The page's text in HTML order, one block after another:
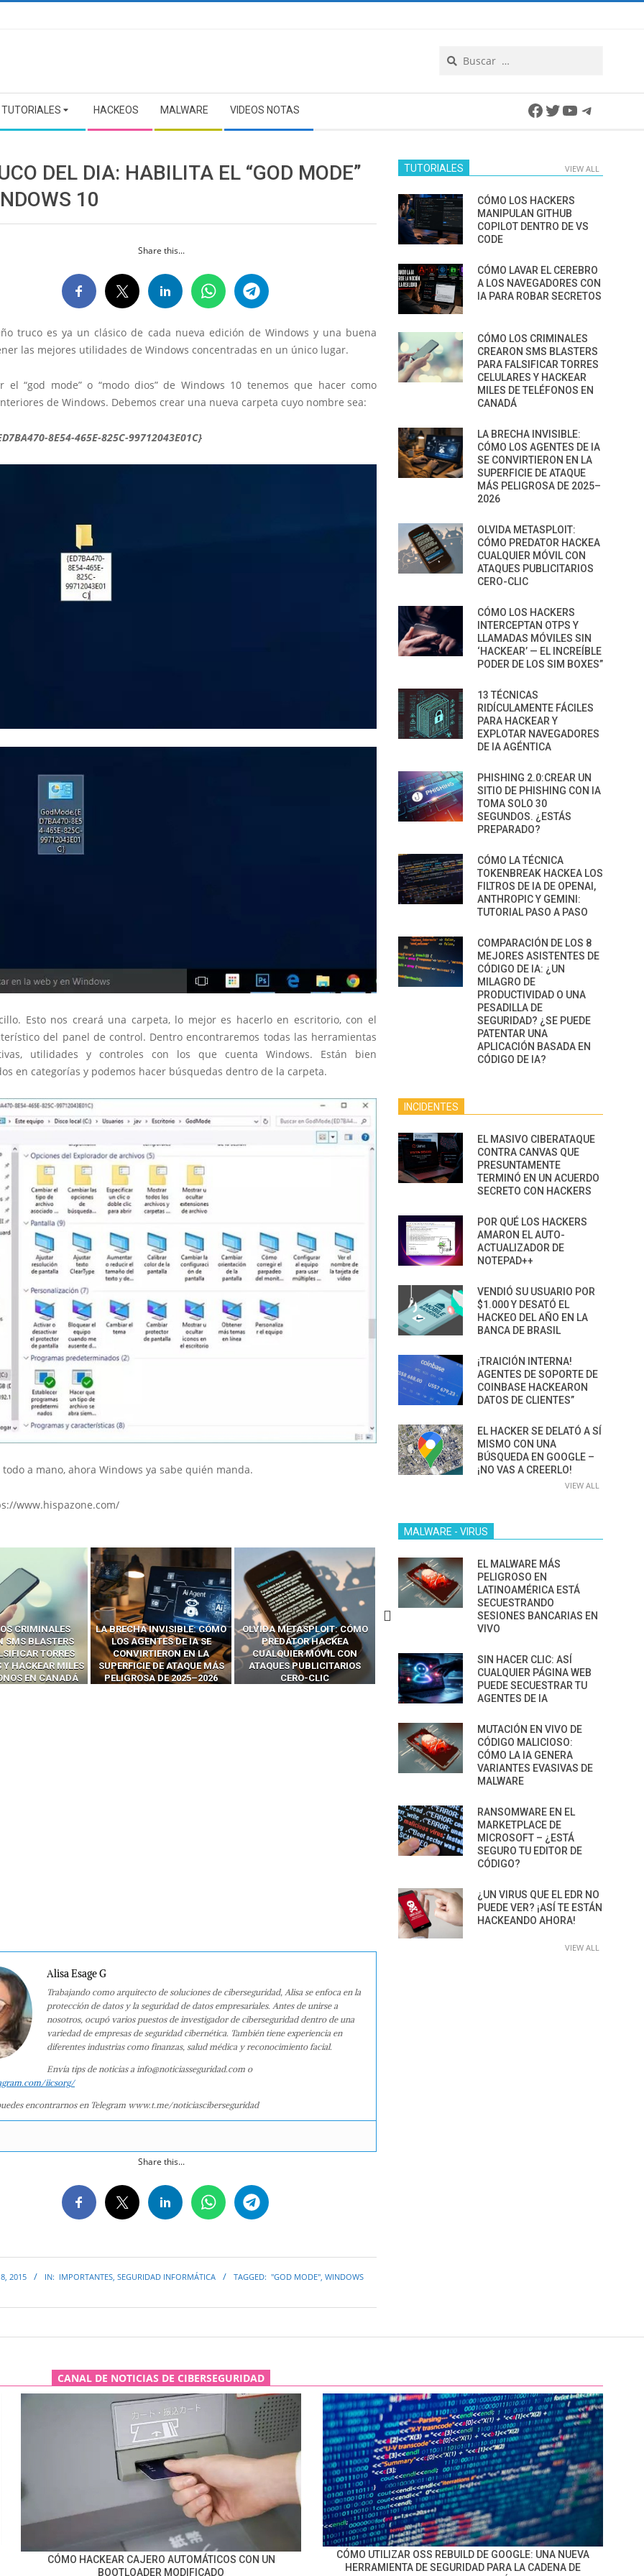
TUTORIALES HACKEOS MALWARE VIDEOS NOTAS Facebook
Twitter
YouTube
DEL DIA: HABILITA EL “GOD MODE”
10
Share this...
truco es ya un clásico de cada nueva edición de Windows y una buena
las mejores utilidades de Windows concentradas en un único lugar.
el “god mode” o “modo dios” de Windows 10 tenemos que hacer como
de Windows. Debemos crear una nueva carpeta cuyo nombre sea:
8E54-465E-825C-99712043E01C}
Esto nos creará una carpeta, lo mejor es hacerlo en escritorio, con el
del panel de control. Dentro encontraremos todas las herramientas
utilidades y controles con los que cuenta Windows. Están bien
en categorías y podemos hacer búsquedas dentro de la carpeta.
a mano, ahora Windows ya sabe quién manda.
www.hispazone.com/
INVISIBLE: CÓMO
DE IA SE
EN LA
DE ATAQUE MÁS
DE 2025–2026
OLVIDA METASPLOIT: CÓMO
PREDATOR HACKEA
CUALQUIER MÓVIL CON
ATAQUES PUBLICITARIOS
CERO-CLIC
CÓMO LOS HACKERS
INTERCEPTAN OTPS Y
LLAMADAS MÓVILES SIN
‘HACKEAR’ — EL INCREÍBLE
PODER DE LOS SIM BOXES”
13 TÉCNICAS
PARA HACKEAR Y EXPLOTAR
NAVEGADORES DE IA
AGÉNTICA
COPILOT DENTRO DE VS
Alisa Esage G
Trabajando como arquitecto de soluciones de ciberseguridad, Alisa se enfoca en la
protección de datos y la seguridad de datos empresariales. Antes de unirse a
nosotros, ocupó varios puestos de investigador de ciberseguridad dentro de una
variedad de empresas de seguridad cibernética. También tiene experiencia en
diferentes industrias como finanzas, salud médica y reconocimiento facial.
Envía tips de noticias a info@noticiasseguridad.com o
iicsorg/
encontrarnos en Telegram www.t.me/noticiasciberseguridad
Share this...
2015 IN: IMPORTANTES, SEGURIDAD INFORMÁTICA TAGGED: "GOD MODE", WINDOWS
TUTORIALES VIEW ALL
CÓMO LOS HACKERS
MANIPULAN GITHUB
COPILOT DENTRO DE VS
CODE
CÓMO LAVAR EL CEREBRO
A LOS NAVEGADORES CON
IA PARA ROBAR SECRETOS
CÓMO LOS CRIMINALES
CREARON SMS BLASTERS
PARA FALSIFICAR TORRES
CELULARES Y HACKEAR
MILES DE TELÉFONOS EN
CANADÁ
LA BRECHA INVISIBLE:
CÓMO LOS AGENTES DE IA
SE CONVIRTIERON EN LA
SUPERFICIE DE ATAQUE
MÁS PELIGROSA DE 2025–
2026
OLVIDA METASPLOIT:
CÓMO PREDATOR HACKEA
CUALQUIER MÓVIL CON
ATAQUES PUBLICITARIOS
CERO-CLIC
CÓMO LOS HACKERS
INTERCEPTAN OTPS Y
LLAMADAS MÓVILES SIN
‘HACKEAR’ — EL INCREÍBLE
PODER DE LOS SIM BOXES”
13 TÉCNICAS
RIDÍCULAMENTE FÁCILES
PARA HACKEAR Y
EXPLOTAR NAVEGADORES
DE IA AGÉNTICA
PHISHING 2.0:CREAR UN
SITIO DE PHISHING CON IA
TOMA SOLO 30
SEGUNDOS. ¿ESTÁS
PREPARADO?
CÓMO LA TÉCNICA
TOKENBREAK HACKEA LOS
FILTROS DE IA DE OPENAI,
ANTHROPIC Y GEMINI:
TUTORIAL PASO A PASO
COMPARACIÓN DE LOS 8
MEJORES ASISTENTES DE
CÓDIGO DE IA: ¿UN
MILAGRO DE
PRODUCTIVIDAD O UNA
PESADILLA DE
SEGURIDAD? ¿SE PUEDE
PATENTAR UNA
APLICACIÓN BASADA EN
CÓDIGO DE IA?
INCIDENTES
EL MASIVO CIBERATAQUE
CONTRA CANVAS QUE
PRESUNTAMENTE
TERMINÓ EN UN ACUERDO
SECRETO CON HACKERS
POR QUÉ LOS HACKERS
AMARON EL AUTO-
ACTUALIZADOR DE
NOTEPAD++
VENDIÓ SU USUARIO POR
$1.000 Y DESATÓ EL
HACKEO DEL AÑO EN LA
BANCA DE BRASIL
¡TRAICIÓN INTERNA!
AGENTES DE SOPORTE DE
COINBASE HACKEARON
DATOS DE CLIENTES”
EL HACKER SE DELATÓ A SÍ
MISMO CON UNA
BÚSQUEDA EN GOOGLE –
¡NO VAS A CREERLO!
VIEW ALL
MALWARE - VIRUS
EL MALWARE MÁS
PELIGROSO EN
LATINOAMÉRICA ESTÁ
SECUESTRANDO
SESIONES BANCARIAS EN
VIVO
SIN HACER CLIC: ASÍ
CUALQUIER PÁGINA WEB
PUEDE SECUESTRAR TU
AGENTES DE IA
MUTACIÓN EN VIVO DE
CÓDIGO MALICIOSO:
CÓMO LA IA GENERA
VARIANTES EVASIVAS DE
MALWARE
RANSOMWARE EN EL
MARKETPLACE DE
MICROSOFT – ¿ESTÁ
SEGURO TU EDITOR DE
CÓDIGO?
¿UN VIRUS QUE EL EDR NO
PUEDE VER? ¡ASÍ TE ESTÁN
HACKEANDO AHORA!
VIEW ALL
CANAL DE NOTICIAS DE CIBERSEGURIDAD
CÓMO HACKEAR CAJERO AUTOMÁTICOS CON UN
BOOTLOADER MODIFICADO
CÓMO UTILIZAR OSS REBUILD DE GOOGLE: UNA NUEVA
HERRAMIENTA DE SEGURIDAD PARA LA CADENA DE